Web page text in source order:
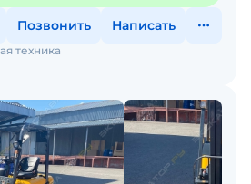
Позвонить Написать
техника